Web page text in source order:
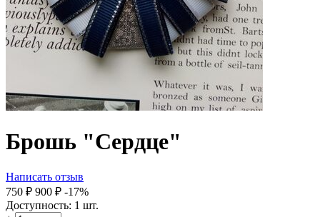
Брошь "Сердце"
Написать отзыв
‍750‍ ₽ ‍900‍ ₽ -17%
Доступность: 1 шт.